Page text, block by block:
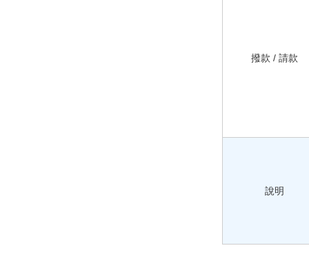
撥款 / 請款
說明